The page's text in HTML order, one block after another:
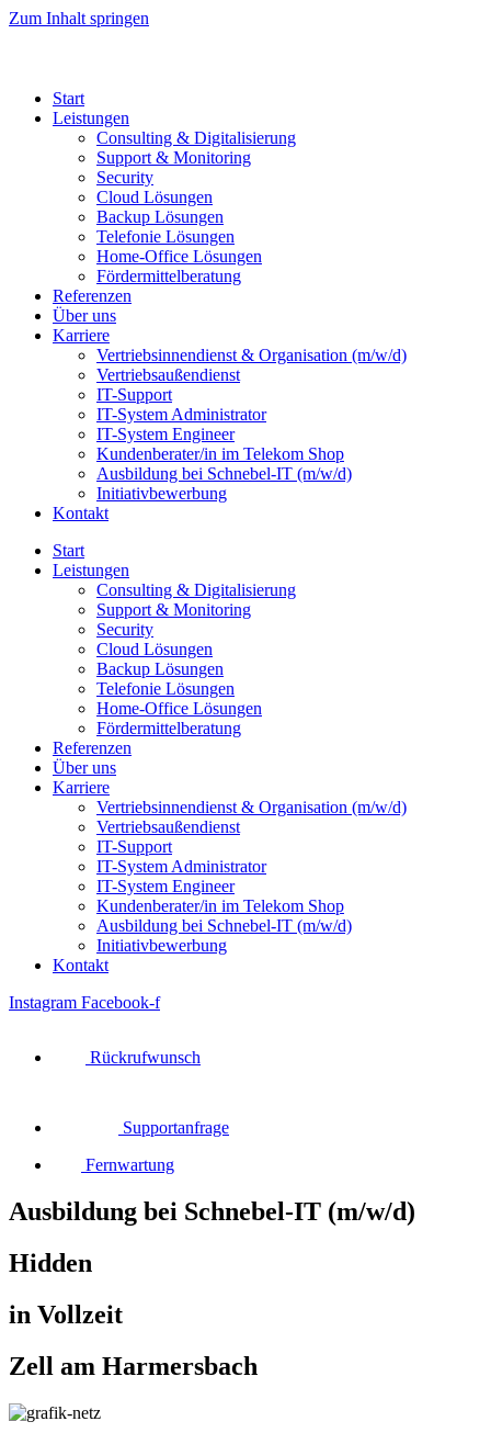
Zum Inhalt springen
Start
Leistungen
Consulting & Digitalisierung
Support & Monitoring
Security
Cloud Lösungen
Backup Lösungen
Telefonie Lösungen
Home-Office Lösungen
Fördermittelberatung
Referenzen
Über uns
Karriere
Vertrieb­sinnen­dienst & Organisation (m/w/d)
Vertriebsaußendienst
IT-Support
IT-System Administrator
IT-System Engineer
Kunden­berater/in im Telekom Shop
Ausbildung bei Schnebel-IT (m/w/d)
Initiativ­bewerbung
Kontakt
Start
Leistungen
Consulting & Digitalisierung
Support & Monitoring
Security
Cloud Lösungen
Backup Lösungen
Telefonie Lösungen
Home-Office Lösungen
Fördermittelberatung
Referenzen
Über uns
Karriere
Vertrieb­sinnen­dienst & Organisation (m/w/d)
Vertriebsaußendienst
IT-Support
IT-System Administrator
IT-System Engineer
Kunden­berater/in im Telekom Shop
Ausbildung bei Schnebel-IT (m/w/d)
Initiativ­bewerbung
Kontakt
Instagram Facebook-f
Rückrufwunsch
Supportanfrage
Fernwartung
Ausbildung bei Schnebel-IT (m/w/d)
Hidden
in Vollzeit
Zell am Harmersbach